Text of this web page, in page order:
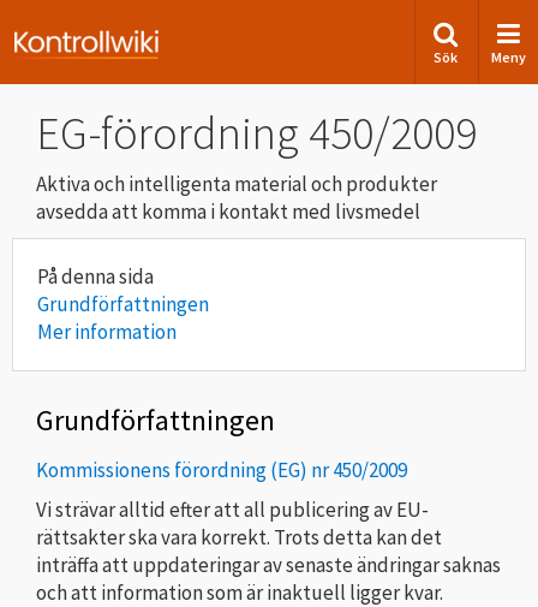
Sök Meny
EG-förordning 450/2009
Aktiva och intelligenta material och produkter
avsedda att komma i kontakt med livsmedel
Grundförfattningen
Mer information
Grundförfattningen
Kommissionens förordning (EG) nr 450/2009
Vi strävar alltid efter att all publicering av EU-
rättsakter ska vara korrekt. Trots detta kan det
inträffa att uppdateringar av senaste ändringar saknas
och att information som är inaktuell ligger kvar.